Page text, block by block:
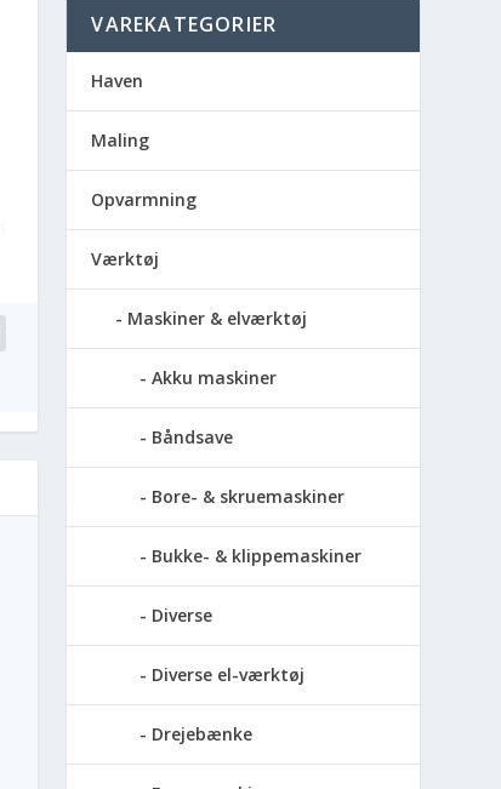
VAREKATEGORIER
Haven
Maling
Opvarmning
Værktøj
Maskiner & elværktøj
Akku maskiner
Båndsave
Bore- & skruemaskiner
Bukke- & klippemaskiner
Diverse
Diverse el-værktøj
Drejebænke